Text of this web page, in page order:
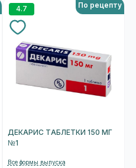
4.7 По рецепту
ДЕКАРИС ТАБЛЕТКИ 150 МГ
№1
Все формы выпуска